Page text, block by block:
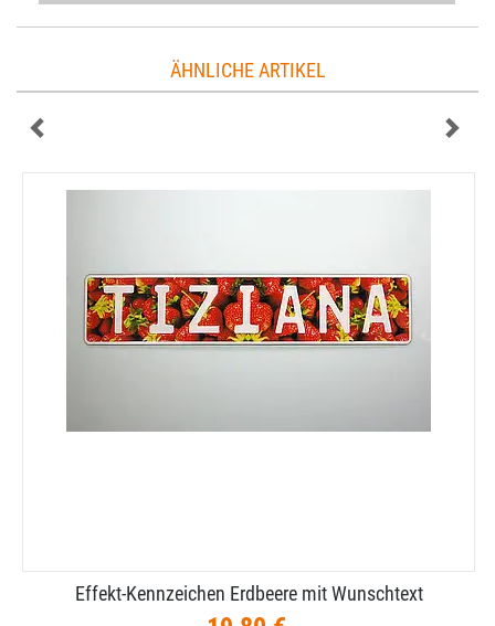
ÄHNLICHE ARTIKEL
Effekt-​Kennzeichen Erdbeere mit Wunschtext